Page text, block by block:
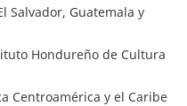
Salvador, Guatemala y
Hondureño de Cultura
Centroamérica y el Caribe